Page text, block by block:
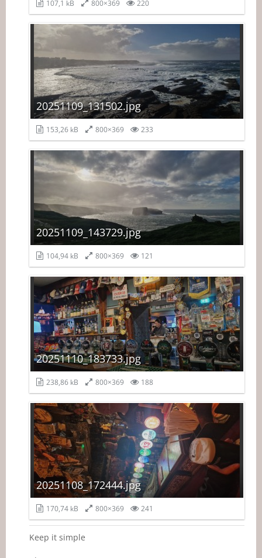
107,1 kB 800×369 220
20251109_131502.jpg
153,26 kB 800×369 233
20251109_143729.jpg
104,94 kB 800×369 121
20251110_183733.jpg
238,86 kB 800×369 188
20251108_172444.jpg
170,74 kB 800×369 241
Keep it simple